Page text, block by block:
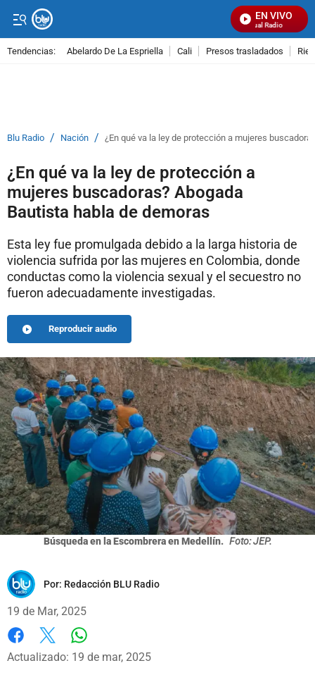
EN VIVO
Señal Visual Radio
Tendencias: Abelardo De La Espriella Cali Presos trasladados
Blu Radio / Nación / ¿En qué va la ley de protección a mujeres
¿En qué va la ley de protección a
mujeres buscadoras? Abogada
Bautista habla de demoras
Esta ley fue promulgada debido a la larga historia de
violencia sufrida por las mujeres en Colombia, donde
conductas como la violencia sexual y el secuestro no
fueron adecuadamente investigadas.
Reproducir audio
Búsqueda en la Escombrera en Medellín. Foto: JEP.
Por: Redacción BLU Radio
19 de Mar, 2025
Facebook
X
Actualizado: 19 de mar, 2025